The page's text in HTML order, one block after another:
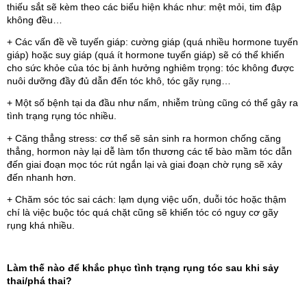
thiếu sắt sẽ kèm theo các biểu hiện khác như: mệt mỏi, tim đập
không đều…
+ Các vấn đề về tuyến giáp: cường giáp (quá nhiều hormone tuyến
giáp) hoặc suy giáp (quá ít hormone tuyến giáp) sẽ có thể khiến
cho sức khỏe của tóc bị ảnh hưởng nghiêm trọng: tóc không được
nuôi dưỡng đầy đủ dẫn đến tóc khô, tóc gãy rụng…
+ Một số bệnh tại da đầu như nấm, nhiễm trùng cũng có thể gây ra
tình trạng rụng tóc nhiều.
+ Căng thẳng stress: cơ thể sẽ sản sinh ra hormon chống căng
thẳng, hormon này lại dễ làm tổn thương các tế bào mầm tóc dẫn
đến giai đoạn mọc tóc rút ngắn lại và giai đoạn chờ rụng sẽ xảy
đến nhanh hơn.
+ Chăm sóc tóc sai cách: lạm dụng việc uốn, duỗi tóc hoặc thậm
chí là việc buộc tóc quá chặt cũng sẽ khiến tóc có nguy cơ gãy
rụng khá nhiều.
Làm thế nào để khắc phục tình trạng rụng tóc sau khi sảy
thai/phá thai?